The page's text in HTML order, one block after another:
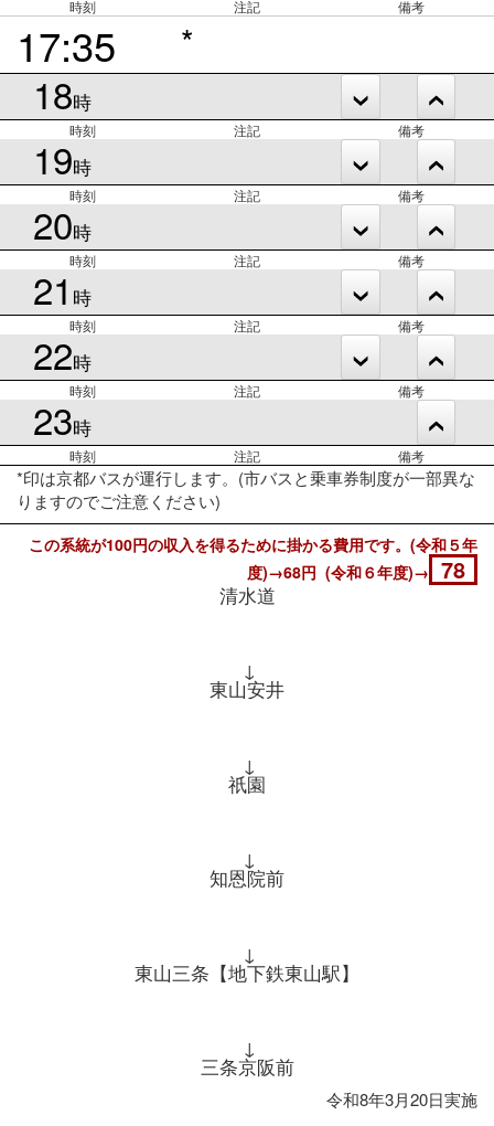
時刻 注記 備考
17:35 *
18時
時刻 注記 備考
19時
時刻 注記 備考
20時
時刻 注記 備考
21 時
時刻 注記 備考
22時
時刻 注記 備考
23時
時刻 注記 備考
*印は京都バスが運行します。(市バスと乗車券制度が一部異な
りますのでご注意ください)
この系統が100円の収入を得るために掛かる費用です。(令和５年
度)→68円 (令和６年度)→ 78
清水道
↓
東山安井
↓
祇園
↓
知恩院前
↓
東山三条【地下鉄東山駅】
↓
三条京阪前
令和8年3月20日実施